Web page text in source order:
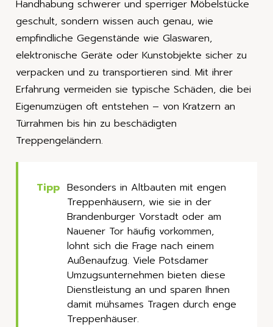
Handhabung schwerer und sperriger Möbelstücke
geschult, sondern wissen auch genau, wie
empfindliche Gegenstände wie Glaswaren,
elektronische Geräte oder Kunstobjekte sicher zu
verpacken und zu transportieren sind. Mit ihrer
Erfahrung vermeiden sie typische Schäden, die bei
Eigenumzügen oft entstehen – von Kratzern an
Türrahmen bis hin zu beschädigten
Treppengeländern.
Besonders in Altbauten mit engen
Treppenhäusern, wie sie in der
Brandenburger Vorstadt oder am
Nauener Tor häufig vorkommen,
lohnt sich die Frage nach einem
Außenaufzug. Viele Potsdamer
Umzugsunternehmen bieten diese
Dienstleistung an und sparen Ihnen
damit mühsames Tragen durch enge
Treppenhäuser.